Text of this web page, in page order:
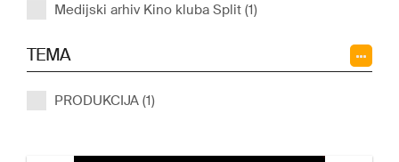
Medijski arhiv Kino kluba Split (1)
TEMA
PRODUKCIJA (1)